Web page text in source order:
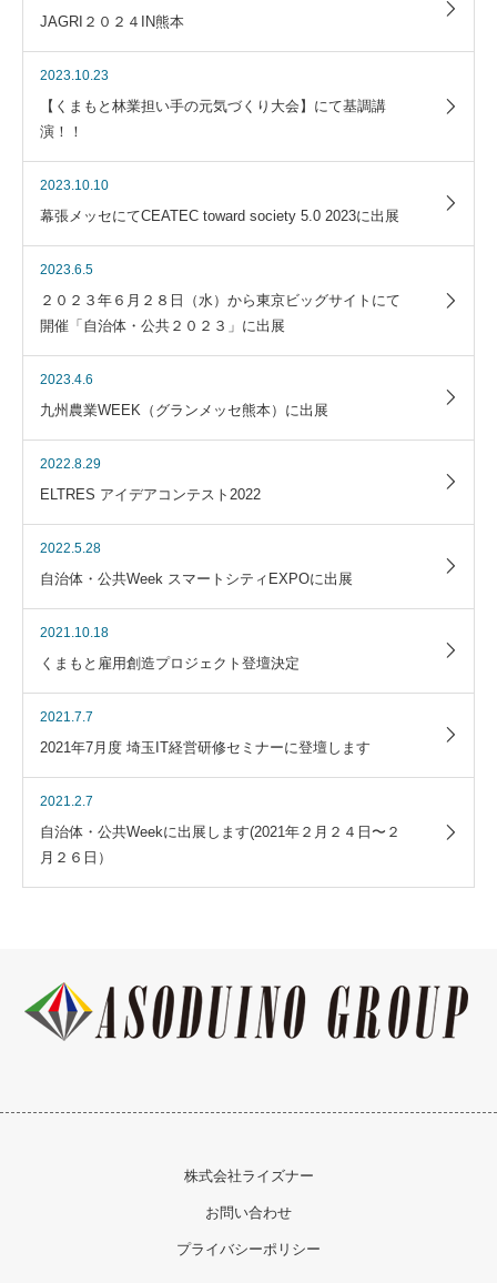
JAGRI２０２４IN熊本
2023.10.23
【くまもと林業担い手の元気づくり大会】にて基調講
演！！
2023.10.10
幕張メッセにてCEATEC toward society 5.0 2023に出展
2023.6.5
２０２３年６月２８日（水）から東京ビッグサイトにて
開催「自治体・公共２０２３」に出展
2023.4.6
九州農業WEEK（グランメッセ熊本）に出展
2022.8.29
ELTRES アイデアコンテスト2022
2022.5.28
自治体・公共Week スマートシティEXPOに出展
2021.10.18
くまもと雇用創造プロジェクト登壇決定
2021.7.7
2021年7月度 埼玉IT経営研修セミナーに登壇します
2021.2.7
自治体・公共Weekに出展します(2021年２月２４日〜２
月２６日）
株式会社ライズナー
お問い合わせ
プライバシーポリシー